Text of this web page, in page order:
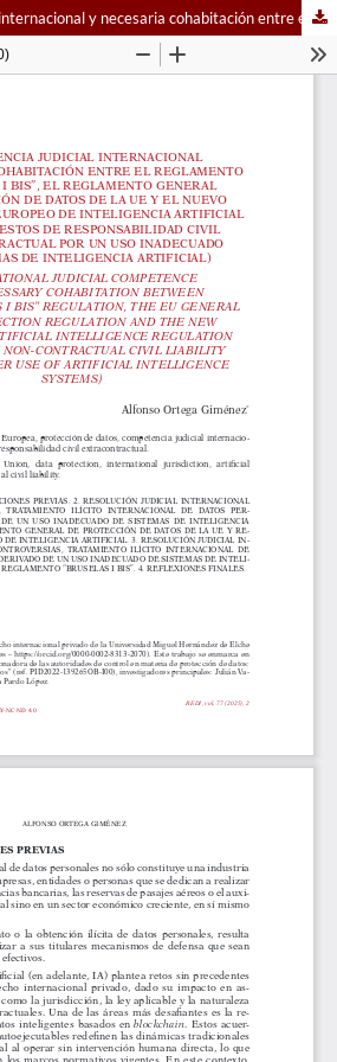
Competencia judicial internacional y necesaria cohabitación entre el Reglamento “Bruselas I bis”, el Reglamento General de Protección de Datos de la UE y el nuevo Reglamento Europeo de Inteligencia Artificial (ante supuestos de responsabilidad civil extracontractual por un uso inadecuado de sistemas de inteligencia artificial)